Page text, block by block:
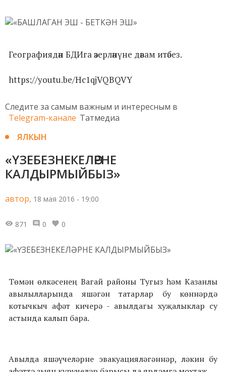
Географиядән БДИга әзерләнүне дәвам итәбез.
https://youtu.be/Hc1qjVQBQVY
Следите за самым важным и интересным в
Telegram-канале Татмедиа
ЯЛКЫН
«ҮЗЕБЕЗНЕКЕЛӘРНЕ
КАЛДЫРМЫЙБЫЗ»
автор, 18 мая 2016 - 19:00
871 0 0
Төмән өлкәсенең Вагай районы Тугыз һәм Казанлы
авылылларында яшәгән татарлар бу көннәрдә
котычкыч афәт кичерә - авылдагы хуҗалыклар су
астында калып бара.
Авылда яшәүчеләрне эвакуацияләгәннәр, ләкин бу